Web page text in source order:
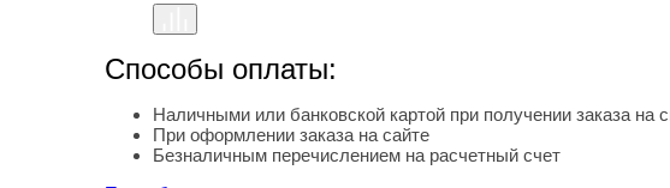
Способы оплаты:
Наличными или банковской картой при получении заказа на
При оформлении заказа на сайте
Безналичным перечислением на расчетный счет